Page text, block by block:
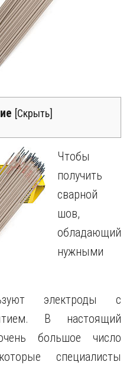
[Скрыть]
Чтобы
получить
сварной
шов,
обладающий
нужными
электроды с
В настоящий
большое число
специалисты